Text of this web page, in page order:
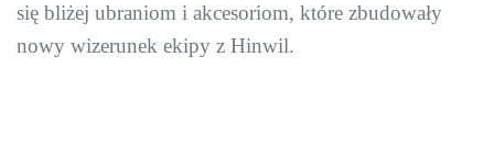
się bliżej ubraniom i akcesoriom, które zbudowały
nowy wizerunek ekipy z Hinwil.